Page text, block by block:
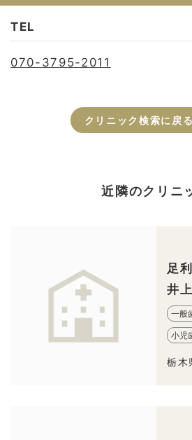
TEL
070-3795-2011
クリニック検索に戻る
近隣のクリニ
足
井上
一般
小児
栃木